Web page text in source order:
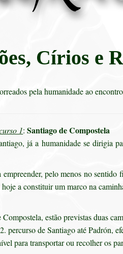
Círios e
pela humanidade ao
1: Santiago de Compostela
já a humanidade se dirigia
pelo menos no
a constituir um marco na
estão previstas duas
percurso de Santiago até Padrón,
para transportar ou recolher os